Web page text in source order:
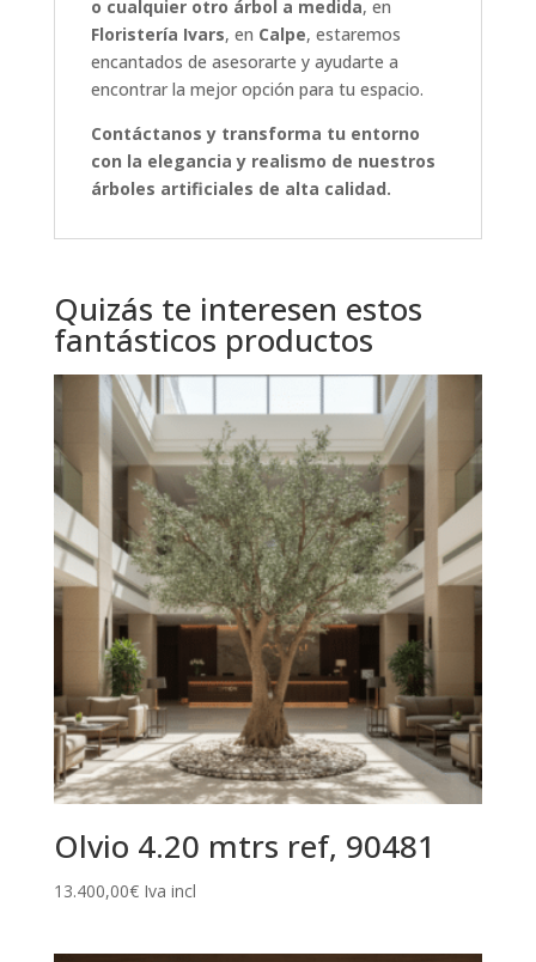
o cualquier otro árbol a medida, en
Floristería Ivars, en Calpe, estaremos
encantados de asesorarte y ayudarte a
encontrar la mejor opción para tu espacio.
Contáctanos y transforma tu entorno
con la elegancia y realismo de nuestros
árboles artificiales de alta calidad.
Quizás te interesen estos
fantásticos productos
Olvio 4.20 mtrs ref, 90481
13.400,00€ Iva incl